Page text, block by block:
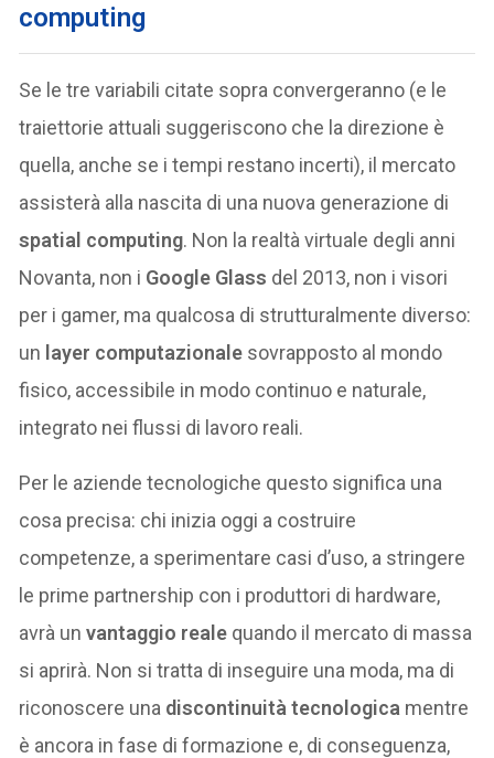
computing
Se le tre variabili citate sopra convergeranno (e le
traiettorie attuali suggeriscono che la direzione è
quella, anche se i tempi restano incerti), il mercato
assisterà alla nascita di una nuova generazione di
spatial computing. Non la realtà virtuale degli anni
Novanta, non i Google Glass del 2013, non i visori
per i gamer, ma qualcosa di strutturalmente diverso:
un layer computazionale sovrapposto al mondo
fisico, accessibile in modo continuo e naturale,
integrato nei flussi di lavoro reali.
Per le aziende tecnologiche questo significa una
cosa precisa: chi inizia oggi a costruire
competenze, a sperimentare casi d’uso, a stringere
le prime partnership con i produttori di hardware,
avrà unvantaggio reale quando il mercato di massa
si aprirà. Non si tratta di inseguire una moda, ma di
riconoscere una discontinuità tecnologica mentre
è ancora in fase di formazione e, di conseguenza,